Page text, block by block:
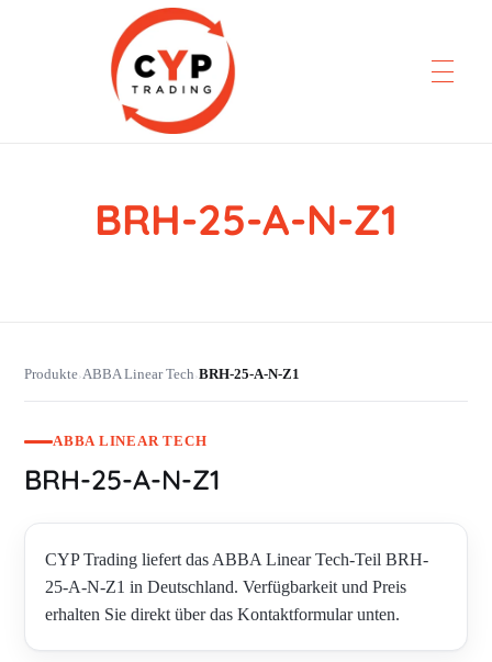
CYP Trading
Professionelle Ersatzteilbeschaffung
BRH-25-A-N-Z1
Produkte›ABBA Linear Tech›BRH-25-A-N-Z1
ABBA LINEAR TECH
BRH-25-A-N-Z1
CYP Trading liefert das ABBA Linear Tech-Teil BRH-
25-A-N-Z1 in Deutschland. Verfügbarkeit und Preis
erhalten Sie direkt über das Kontaktformular unten.